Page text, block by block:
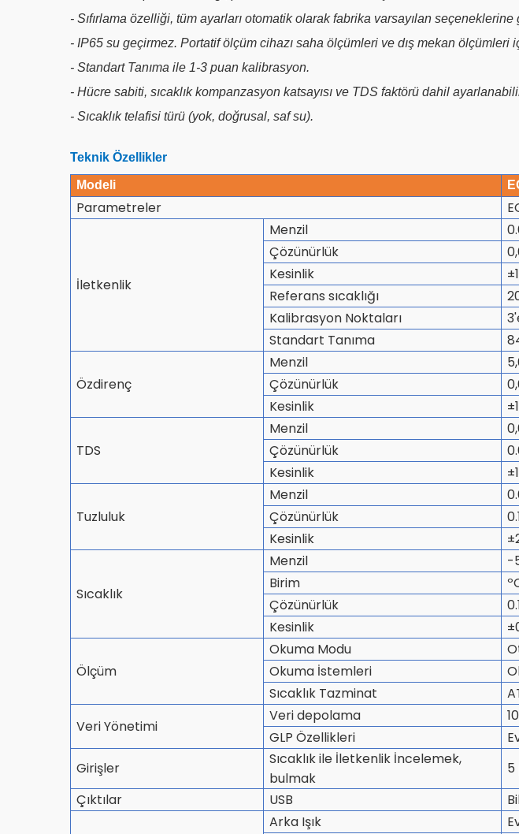
- Sıfırlama özelliği, tüm ayarları otomatik olarak fabrika varsayılan seçeneklerine
- IP65 su geçirmez. Portatif ölçüm cihazı saha ölçümleri ve dış mekan ölçümleri
- Standart Tanıma ile 1-3 puan kalibrasyon.
- Hücre sabiti, sıcaklık kompanzasyon katsayısı ve TDS faktörü dahil
- Sıcaklık telafisi türü (yok, doğrusal, saf su).
Teknik Özellikler
Modeli
Parametreler
İletkenlik
Menzil
Çözünürlük
Kesinlik
Referans sıcaklığı
Kalibrasyon Noktaları
Standart Tanıma
Özdirenç
Menzil
Çözünürlük
Kesinlik
TDS
Menzil
Çözünürlük
Kesinlik
Tuzluluk
Menzil
Çözünürlük
Kesinlik
Sıcaklık
Menzil
-
Birim
Çözünürlük
Kesinlik
Ölçüm
Okuma Modu
Okuma İstemleri
Sıcaklık Tazminat
Veri Yönetimi
Veri depolama
GLP Özellikleri
Girişler
Sıcaklık ile İletkenlik İncelemek,
bulmak
5
Çıktılar
USB
Arka Işık